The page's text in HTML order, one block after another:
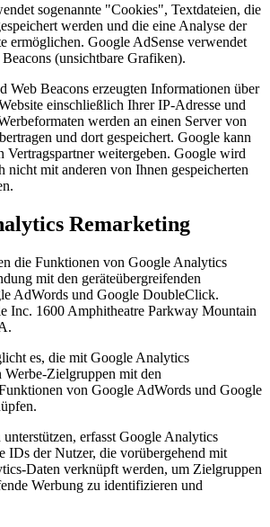
sogenannte "Cookies", Textdateien, die
werden und die eine Analyse der
ermöglichen. Google AdSense verwendet
(unsichtbare Grafiken).
Web Beacons erzeugten Informationen über
einschließlich Ihrer IP-Adresse und
werden an einen Server von
und dort gespeichert. Google kann
Vertragspartner weitergeben. Google wird
nicht mit anderen von Ihnen gespeicherten
Remarketing
die Funktionen von Google Analytics
mit den geräteübergreifenden
AdWords und Google DoubleClick.
Inc. 1600 Amphitheatre Parkway Mountain
es, die mit Google Analytics
Werbe-Zielgruppen mit den
von Google AdWords und Google
erfasst Google Analytics
IDs der Nutzer, die vorübergehend mit
Daten verknüpft werden, um Zielgruppen
Werbung zu identifizieren und